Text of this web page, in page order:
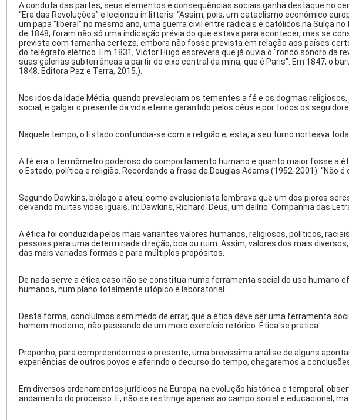
A conduta das partes, seus elementos e consequências sociais ganha destaque no
“Era das Revoluções” e lecionou in litteris: “Assim, pois, um cataclismo económico
um papa "liberal" no mesmo ano, uma guerra civil entre radicais e católicos na Suíça
de 1848, foram não só uma indicação prévia do que estava para acontecer, mas se
prevista com tamanha certeza, embora não fosse prevista em relação aos países
do telégrafo elétrico. Em 1831, Victor Hugo escrevera que já ouvia o "ronco sonoro da
suas galerias subterrâneas a partir do eixo central da mina, que é Paris". Em 1847, o
1848. Editora Paz e Terra, 2015.).
Nos idos da Idade Média, quando prevaleciam os tementes a fé e os dogmas
social, e galgar o presente da vida eterna garantido pelos céus e por todos os
Naquele tempo, o Estado confundia-se com a religião e, esta, a seu turno norteava
A fé era o termômetro poderoso do comportamento humano e quanto maior fosse a
o Estado, política e religião. Recordando a frase de Douglas Adams (1952-2001):
Segundo Dawkins, biólogo e ateu, como evolucionista lembrava que um dos piores
ceivando muitas vidas iguais. In: Dawkins, Richard. Deus, um delírio. Companhia das
A ética foi conduzida pelos mais variantes valores humanos, religiosos, políticos,
pessoas para uma determinada direção, boa ou ruim. Assim, valores dos mais
das mais variadas formas e para múltiplos propósitos.
De nada serve a ética caso não se constitua numa ferramenta social do uso humano
humanos, num plano totalmente utópico e laboratorial.
Desta forma, concluímos sem medo de errar, que a ética deve ser uma ferramenta
homem moderno, não passando de um mero exercício retórico. Ética se pratica.
Proponho, para compreendermos o presente, uma brevíssima análise de alguns
experiências de outros povos e aferindo o decurso do tempo, chegaremos a
Em diversos ordenamentos jurídicos na Europa, na evolução histórica e temporal,
andamento do processo. E, não se restringe apenas ao campo social e educacional,